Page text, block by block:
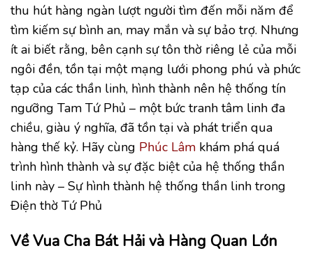
thu hút hàng ngàn lượt người tìm đến mỗi năm để
tìm kiếm sự bình an, may mắn và sự bảo trợ. Nhưng
ít ai biết rằng, bên cạnh sự tôn thờ riêng lẻ của mỗi
ngôi đền, tồn tại một mạng lưới phong phú và phức
tạp của các thần linh, hình thành nên hệ thống tín
ngưỡng Tam Tứ Phủ – một bức tranh tâm linh đa
chiều, giàu ý nghĩa, đã tồn tại và phát triển qua
hàng thế kỷ. Hãy cùng Phúc Lâm khám phá quá
trình hình thành và sự đặc biệt của hệ thống thần
linh này – Sự hình thành hệ thống thần linh trong
Điện thờ Tứ Phủ
Về Vua Cha Bát Hải và Hàng Quan Lớn